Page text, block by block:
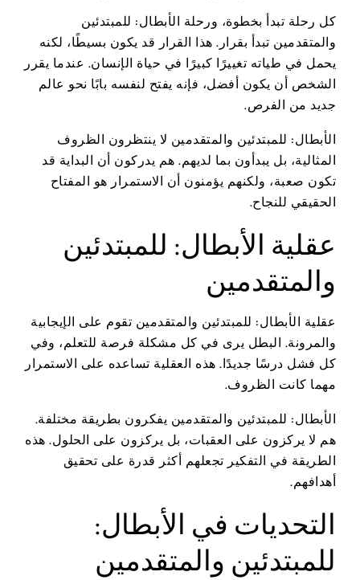
كل رحلة تبدأ بخطوة، ورحلة الأبطال: للمبتدئين
والمتقدمين تبدأ بقرار. هذا القرار قد يكون بسيطًا، لكنه
يحمل في طياته تغييرًا كبيرًا في حياة الإنسان. عندما يقرر
الشخص أن يكون أفضل، فإنه يفتح لنفسه بابًا نحو عالم
جديد من الفرص.
الأبطال: للمبتدئين والمتقدمين لا ينتظرون الظروف
المثالية، بل يبدأون بما لديهم. هم يدركون أن البداية قد
تكون صعبة، ولكنهم يؤمنون أن الاستمرار هو المفتاح
الحقيقي للنجاح.
عقلية الأبطال: للمبتدئين
والمتقدمين
عقلية الأبطال: للمبتدئين والمتقدمين تقوم على الإيجابية
والمرونة. البطل يرى في كل مشكلة فرصة للتعلم، وفي
كل فشل درسًا جديدًا. هذه العقلية تساعده على الاستمرار
مهما كانت الظروف.
الأبطال: للمبتدئين والمتقدمين يفكرون بطريقة مختلفة.
هم لا يركزون على العقبات، بل يركزون على الحلول. هذه
الطريقة في التفكير تجعلهم أكثر قدرة على تحقيق
أهدافهم.
التحديات في الأبطال:
للمبتدئين والمتقدمين